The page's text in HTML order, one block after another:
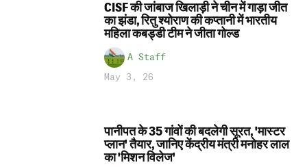
CISF की जांबाज खिलाड़ी ने चीन में गाड़ा जीत
का झंडा, रितु श्योराण की कप्तानी में भारतीय
महिला कबड्डी टीम ने जीता गोल्ड
A Staff
May 3, 26
पानीपत के 35 गांवों की बदलेगी सूरत, 'मास्टर
प्लान' तैयार, जानिए केंद्रीय मंत्री मनोहर लाल
का 'मिशन विलेज'